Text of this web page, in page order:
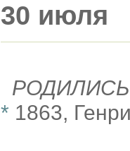
30 июля
РОДИЛИСЬ
* 1863,